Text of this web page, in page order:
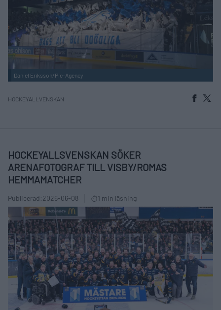
Daniel Eriksson/Pic-Agency
HOCKEYALLVENSKAN
HOCKEYALLSVENSKAN SÖKER
ARENAFOTOGRAF TILL VISBY/ROMAS
HEMMAMATCHER
Publicerad:2026-06-08 1 min läsning